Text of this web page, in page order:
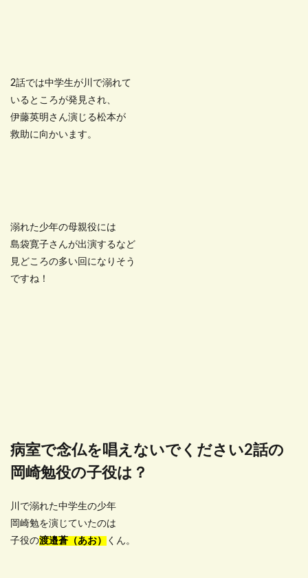
2話では中学生が川で溺れて
いるところが発見され、
伊藤英明さん演じる松本が
救助に向かいます。
溺れた少年の母親役には
島袋寛子さんが出演するなど
見どころの多い回になりそう
ですね！
病室で念仏を唱えないでください2話の
岡崎勉役の子役は？
川で溺れた中学生の少年
岡崎勉を演じていたのは
子役の渡邉蒼（あお） くん。